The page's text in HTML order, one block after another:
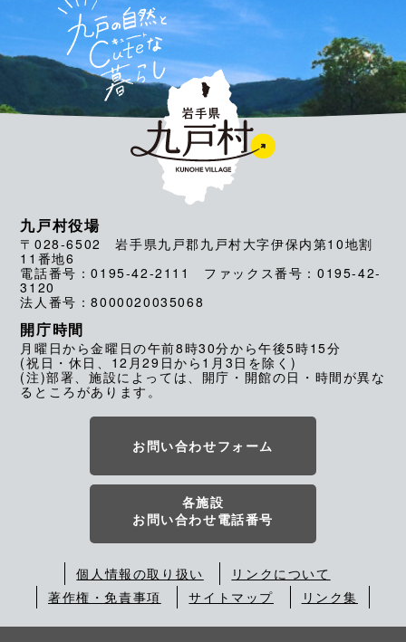
九戸村役場
〒028-6502 岩手県九戸郡九戸村大字伊保内第10地割
11番地6
電話番号：0195-42-2111 ファックス番号：0195-42-
3120
法人番号：8000020035068
開庁時間
月曜日から金曜日の午前8時30分から午後5時15分
(祝日・休日、12月29日から1月3日を除く)
(注)部署、施設によっては、開庁・開館の日・時間が異な
るところがあります。
お問い合わせフォーム
各施設
お問い合わせ電話番号
個人情報の取り扱い
リンクについて
著作権・免責事項
サイトマップ リンク集